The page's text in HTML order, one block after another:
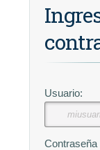
Usuario:
Contraseña